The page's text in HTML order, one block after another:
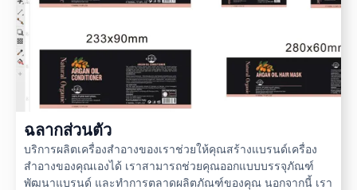
ฉลากส่วนตัว
บริการผลิตเครื่องสำอางของเราช่วยให้คุณสร้างแบรนด์เครื่อง
สำอางของคุณเองได้ เราสามารถช่วยคุณออกแบบบรรจุภัณฑ์
พัฒนาแบรนด์ และทำการตลาดผลิตภัณฑ์ของคุณ นอกจากนี้ เรา